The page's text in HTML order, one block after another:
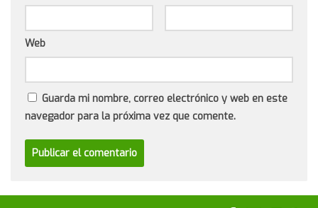
Web
Guarda mi nombre, correo electrónico y web en este
navegador para la próxima vez que comente.